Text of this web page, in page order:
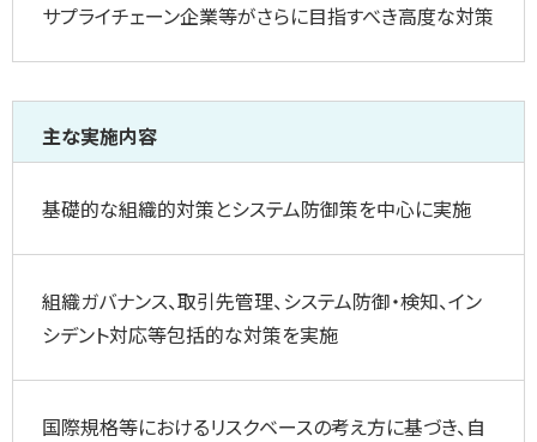
サプライチェーン企業等がさらに目指すべき高度な対策
主な実施内容
基礎的な組織的対策とシステム防御策を中心に実施
組織ガバナンス、取引先管理、システム防御・検知、イン
シデント対応等包括的な対策を実施
国際規格等におけるリスクベースの考え方に基づき、自